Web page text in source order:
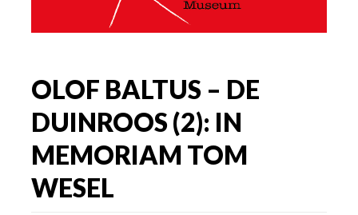
OLOF BALTUS – DE
DUINROOS (2): IN
MEMORIAM TOM
WESEL